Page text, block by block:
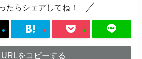
たらシェアしてね！
URLをコピーする